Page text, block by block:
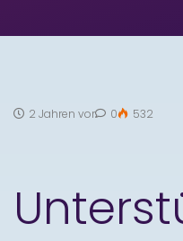
2 Jahren vor 0 532